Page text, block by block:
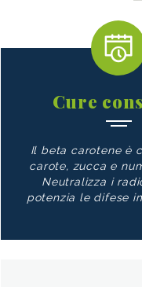
Cure
Il beta carotene è
carote, zucca e
Neutralizza i
potenzia le difese